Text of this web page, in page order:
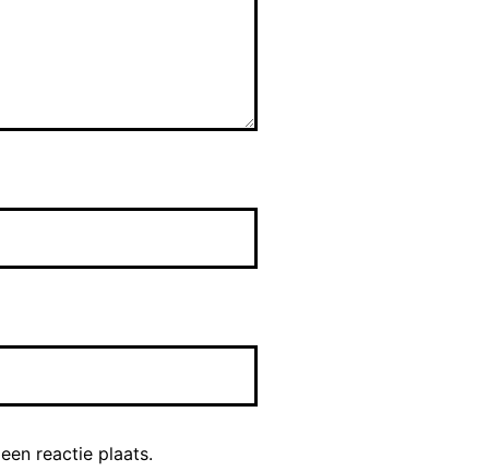
werden
op de
het begin,
alles​​.”. Bij
reactie plaats.